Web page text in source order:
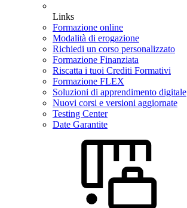
Links
Formazione online
Modalità di erogazione
Richiedi un corso personalizzato
Formazione Finanziata
Riscatta i tuoi Crediti Formativi
Formazione FLEX
Soluzioni di apprendimento digitale
Nuovi corsi e versioni aggiornate
Testing Center
Date Garantite